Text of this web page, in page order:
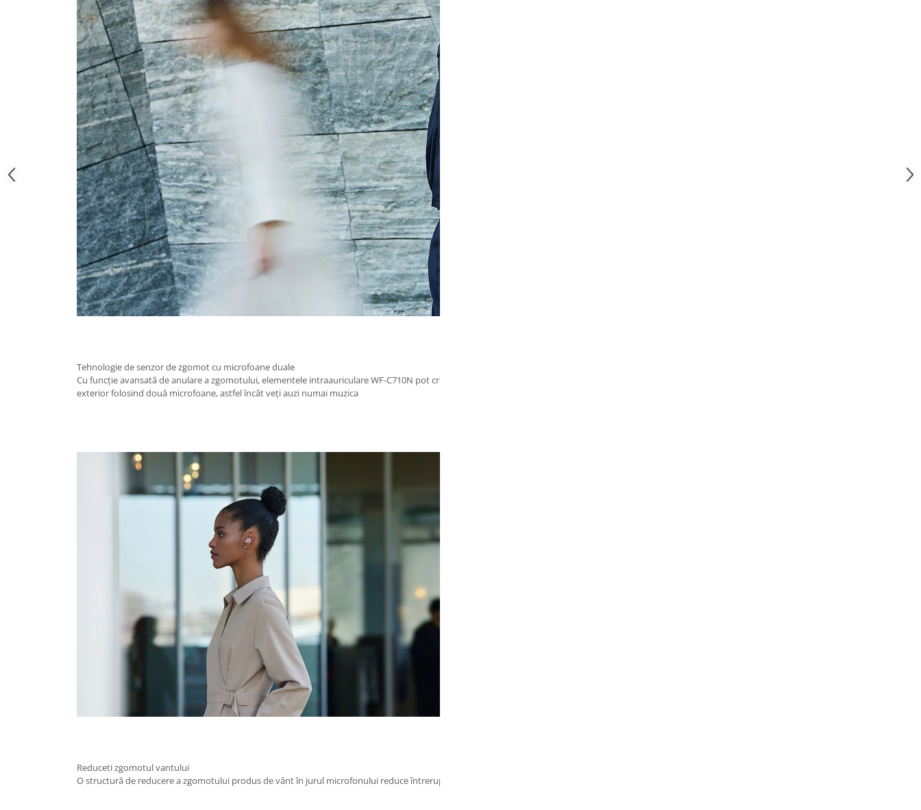
Tehnologie de senzor de zgomot cu microfoane duale
Cu funcție avansată de anulare a zgomotului, elementele intraauriculare WF-C710N pot crea o barieră față de lumea din jur, pentru a vă bucura și mai mult de muzica dumneavoastră. Senzorul de zgomot cu
exterior folosind două microfoane, astfel încât veți auzi numai muzica
Reduceti zgomotul vantului
O structură de reducere a zgomotului produs de vânt în jurul microfonului reduce întreruperile când vă aflați în aer liber și vă permite să vă concentrați pe muzica preferată.